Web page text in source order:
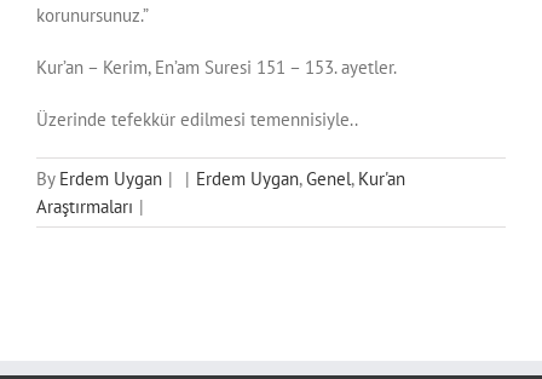
korunursunuz.”
Kur’an – Kerim, En’am Suresi 151 – 153. ayetler.
Üzerinde tefekkür edilmesi temennisiyle..
By Erdem Uygan | | Erdem Uygan,Genel, Kur'an
Araştırmaları |